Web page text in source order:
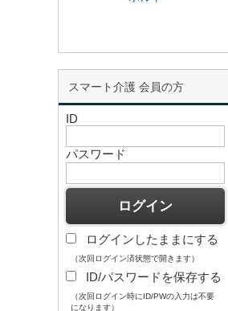
スマート介護 会員の方
ID
パスワード
ログインしたままにする
（次回ログイン済状態で開きます）
ID/パスワードを保存する
（次回ログイン時にID/PWの入力は不要
になります）